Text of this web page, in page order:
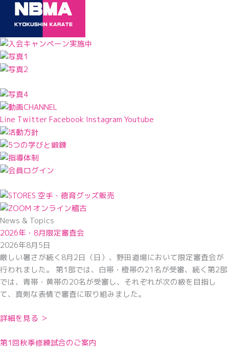
Line TwitterFacebook Instagram Youtube
News & Topics
2026年・8月限定審査会
2026年8月5日
厳しい暑さが続く8月2日（日）、野田道場において限定審査会が
行われました。 第1部では、白帯・橙帯の21名が受審、続く第2部
では、青帯・黄帯の20名が受審し、それぞれが次の級を目指し
て、真剣な表情で審査に取り組みました。
詳細を見る ＞
第1回秋季修練試合のご案内